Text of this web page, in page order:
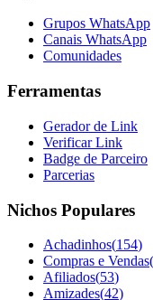
Grupos WhatsApp
Canais WhatsApp
Comunidades
Ferramentas
Gerador de Link
Verificar Link
Badge de Parceiro
Parcerias
Nichos Populares
Achadinhos(154)
Compras e Vendas(
Afiliados(53)
Amizades(42)